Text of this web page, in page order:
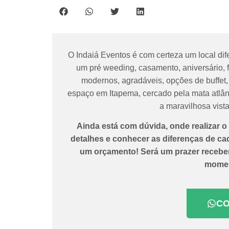
O Indaiá Eventos é com certeza um local
um pré weeding, casamento,
modernos, agradáveis, opções de
espaço em Itapema, cercado pela mata
a maravilhosa
Ainda está com dúvida, onde realizar
detalhes e conhecer as diferenças de
um orçamento! Será um prazer